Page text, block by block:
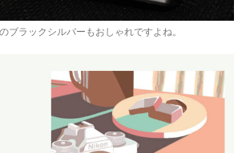
ブラックシルバーもおしゃれですよね。